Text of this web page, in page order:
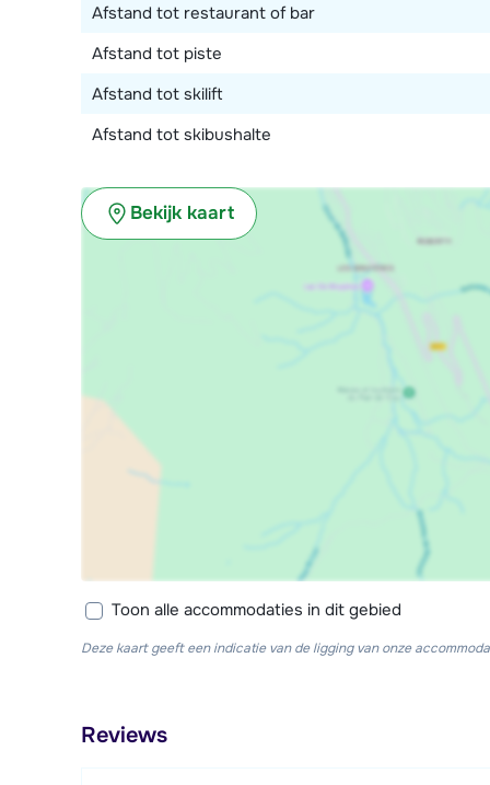
Afstand tot restaurant of bar
Afstand tot piste
Afstand tot skilift
Afstand tot skibushalte
Bekijk kaart
Toon alle accommodaties in dit gebied
Deze kaart geeft een indicatie van de ligging van onze
Reviews